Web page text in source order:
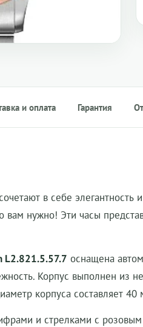
и оплата Гарантия
в себе элегантность
вам нужно! Эти часы
L2.821.5.57.7 оснащена
Корпус выполнен из
корпуса составляет
и стрелками с розовым